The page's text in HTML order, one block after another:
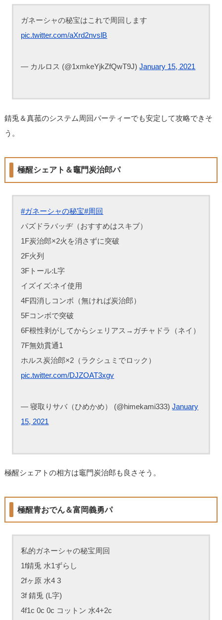
ガネーシャの秘宝はこれで周回します
pic.twitter.com/aXrd2nvslB
— カルロス (@1xmkeYjkZfQwT9J)January 15, 2021
錆兎＆真菰のシステム周回パーティーでも安定して攻略できそ
う。
極醒シェアト＆竈門炭治郎パ
#ガネーシャの秘宝#周回
パズドラバッヂ（おすすめはスキブ）
1F炭治郎×2火を消さずに突破
2F火列
3Fトール:L字
イズイズ:ネイ使用
4F四消しコンボ（無ければ炭治郎）
5Fコンボで突破
6F根性剥がしてからシェリアス→ガチャドラ（ネイ）
7F無効貫通1
ホルス炭治郎×2（ラクシュミでロック）
pic.twitter.com/DJZOAT3xgv
— 寝取りサバ（ひめかめ） (@himekami333)January
15, 2021
極醒シェアトの相方は竈門炭治郎も良さそう。
極醒青おでん＆富岡義勇パ
私的ガネーシャの秘宝周回
1f錆兎 水1ずらし
2fヶ原 水4 3
3f 錆兎 (L字)
4f1c 0c 0c コットン 水4+2c